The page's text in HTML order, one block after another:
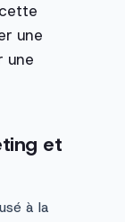
une
une
et
à la